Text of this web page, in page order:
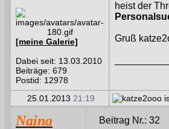
[meine Galerie]
Dabei seit: 13.03.2010
Beiträge: 679
Postid: 12978
heist der
Gruß
25.01.2013 21:19
Naina Beitrag Nr.: 32